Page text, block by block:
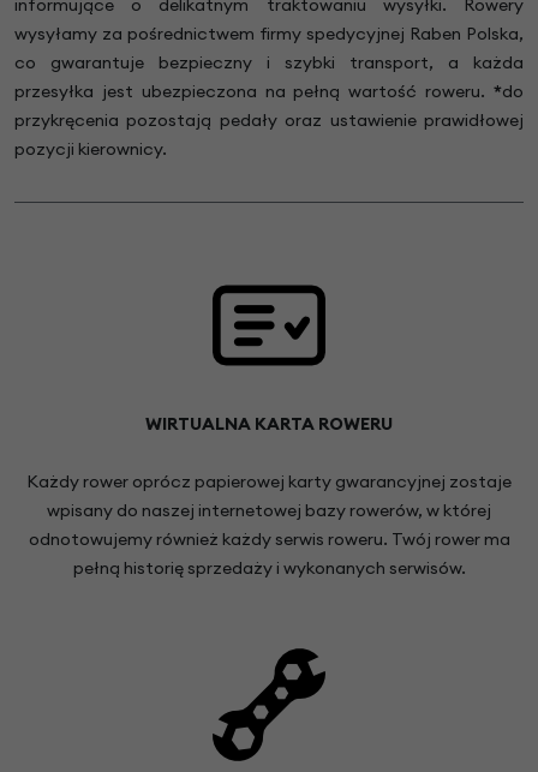
informujące o delikatnym traktowaniu wysyłki. Rowery
wysyłamy za pośrednictwem firmy spedycyjnej Raben Polska,
co gwarantuje bezpieczny i szybki transport, a każda
przesyłka jest ubezpieczona na pełną wartość roweru. *do
przykręcenia pozostają pedały oraz ustawienie prawidłowej
pozycji kierownicy.
WIRTUALNA KARTA ROWERU
Każdy rower oprócz papierowej karty gwarancyjnej zostaje
wpisany do naszej internetowej bazy rowerów, w której
odnotowujemy również każdy serwis roweru. Twój rower ma
pełną historię sprzedaży i wykonanych serwisów.